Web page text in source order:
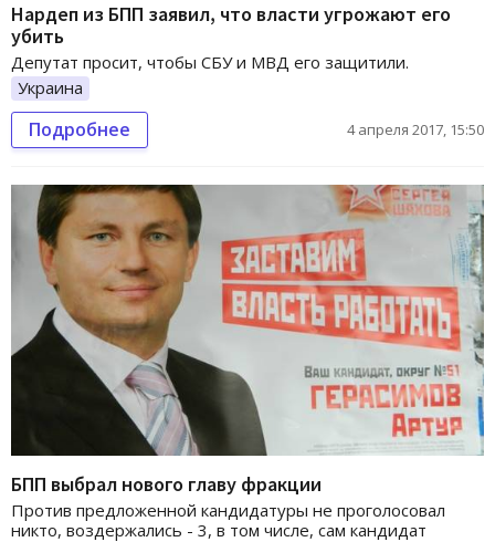
Нардеп из БПП заявил, что власти угрожают его
убить
Депутат просит, чтобы СБУ и МВД его защитили.
Украина
Подробнее 4 апреля 2017, 15:50
БПП выбрал нового главу фракции
Против предложенной кандидатуры не проголосовал
никто, воздержались - 3, в том числе, сам кандидат